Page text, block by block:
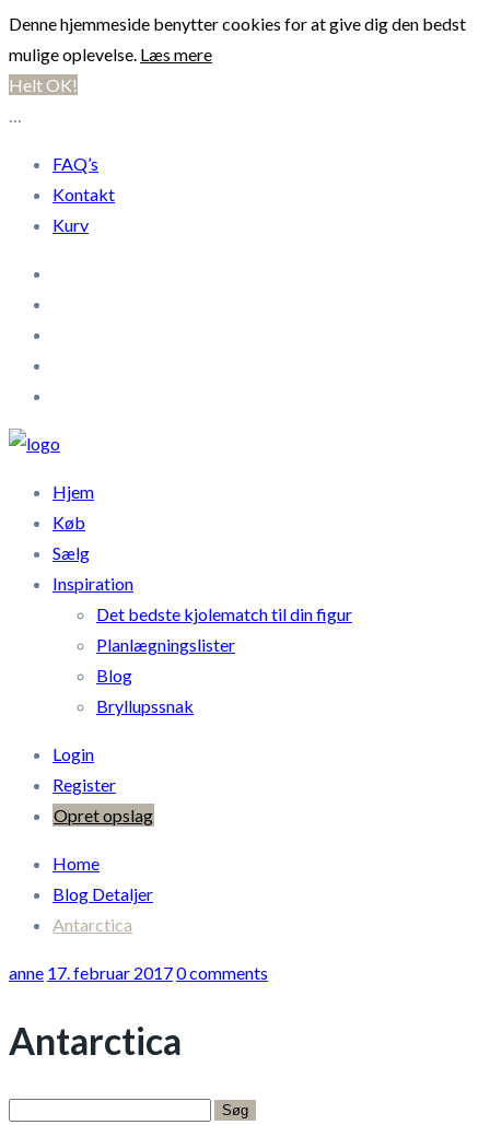
Denne hjemmeside benytter cookies for at give dig den bedst
mulige oplevelse. Læs mere
Helt OK!
…
FAQ’s
Kontakt
Kurv
Hjem
Køb
Sælg
Inspiration
Det bedste kjolematch til din figur
Planlægningslister
Blog
Bryllupssnak
Login
Register
Opret opslag
Home
Blog Detaljer
Antarctica
anne 17. februar 20170 comments
Antarctica